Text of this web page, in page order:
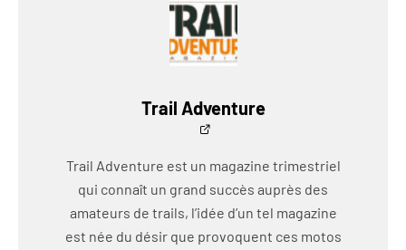
Trail Adventure
Trail Adventure est un magazine trimestriel
qui connaît un grand succès auprès des
amateurs de trails, l’idée d’un tel magazine
est née du désir que provoquent ces motos